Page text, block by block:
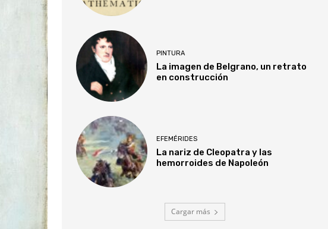
PINTURA
La imagen de Belgrano, un retrato
en construcción
EFEMÉRIDES
La nariz de Cleopatra y las
hemorroides de Napoleón
Cargar más